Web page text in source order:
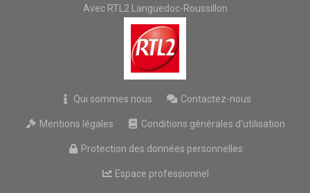
Avec RTL2 Languedoc-Roussillon
Qui sommes nous Contactez-nous
Mentions légales Conditions générales d'utilisation
Protection des données personnelles
Espace professionnel